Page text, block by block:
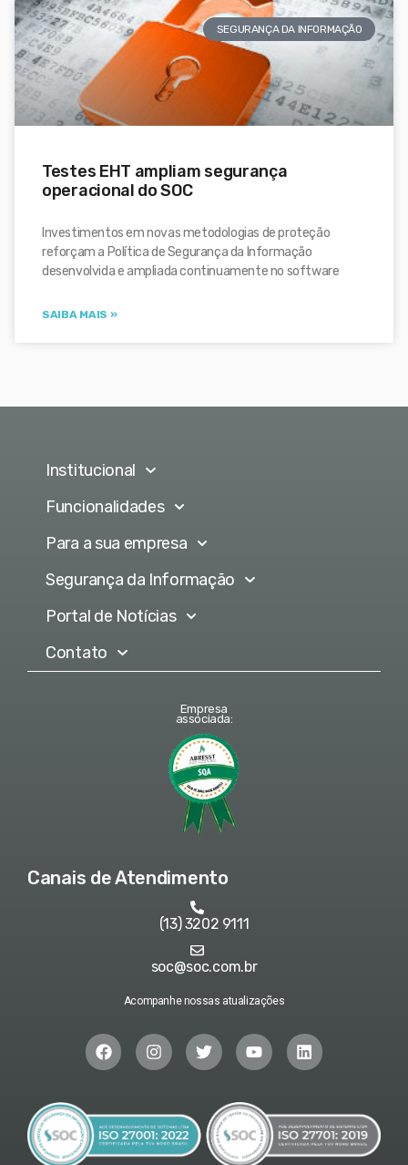
SEGURANÇA DA INFORMAÇÃO
Testes EHT ampliam segurança
operacional do SOC
Investimentos em novas metodologias de proteção
reforçam a Política de Segurança da Informação
desenvolvida e ampliada continuamente no software
SAIBA MAIS »
Institucional
Funcionalidades
Para a sua empresa
Segurança da Informação
Portal de Notícias
Contato
Empresa
associada:
Canais de Atendimento
(13) 3202 9111
soc@soc.com.br
Acompanhe nossas atualizações